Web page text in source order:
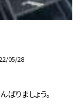
05/28
りましょう。